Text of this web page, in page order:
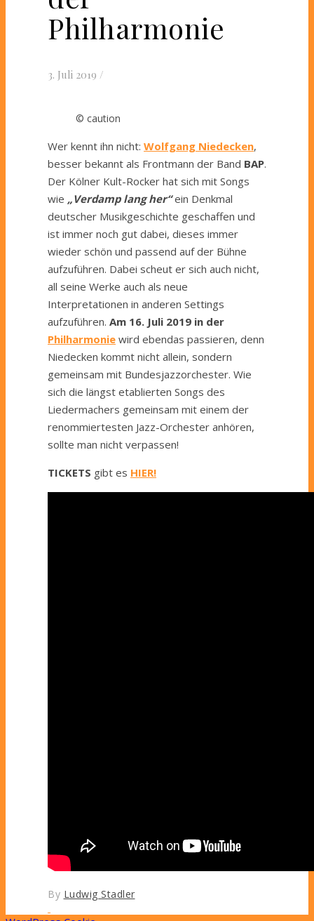
Philharmonie
3. Juli 2019 /
© caution
Wer kennt ihn nicht: Wolfgang Niedecken,
besser bekannt als Frontmann der Band BAP.
Der Kölner Kult-Rocker hat sich mit Songs
wie „Verdamp lang her“ein Denkmal
deutscher Musikgeschichte geschaffen und
ist immer noch gut dabei, dieses immer
wieder schön und passend auf der Bühne
aufzuführen. Dabei scheut er sich auch nicht,
all seine Werke auch als neue
Interpretationen in anderen Settings
aufzuführen. Am 16. Juli 2019 in der
Philharmonie wird ebendas passieren, denn
Niedecken kommt nicht allein, sondern
gemeinsam mit Bundesjazzorchester. Wie
sich die längst etablierten Songs des
Liedermachers gemeinsam mit einem der
renommiertesten Jazz-Orchester anhören,
sollte man nicht verpassen!
TICKETS gibt es HIER!
By Ludwig Stadler